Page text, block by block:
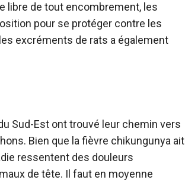
libre de tout encombrement, les
pour se protéger contre les
excréments de rats a également
Sud-Est ont trouvé leur chemin vers
Bien que la fièvre chikungunya ait
ressentent des douleurs
de tête. Il faut en moyenne